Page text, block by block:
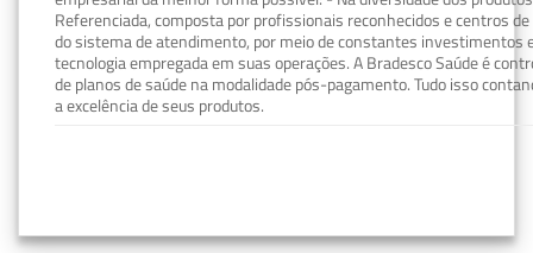
Referenciada, composta por profissionais reconhecidos e centros
do sistema de atendimento, por meio de constantes investimentos
tecnologia empregada em suas operações. A Bradesco Saúde é
de planos de saúde na modalidade pós-pagamento. Tudo isso
a excelência de seus produtos.